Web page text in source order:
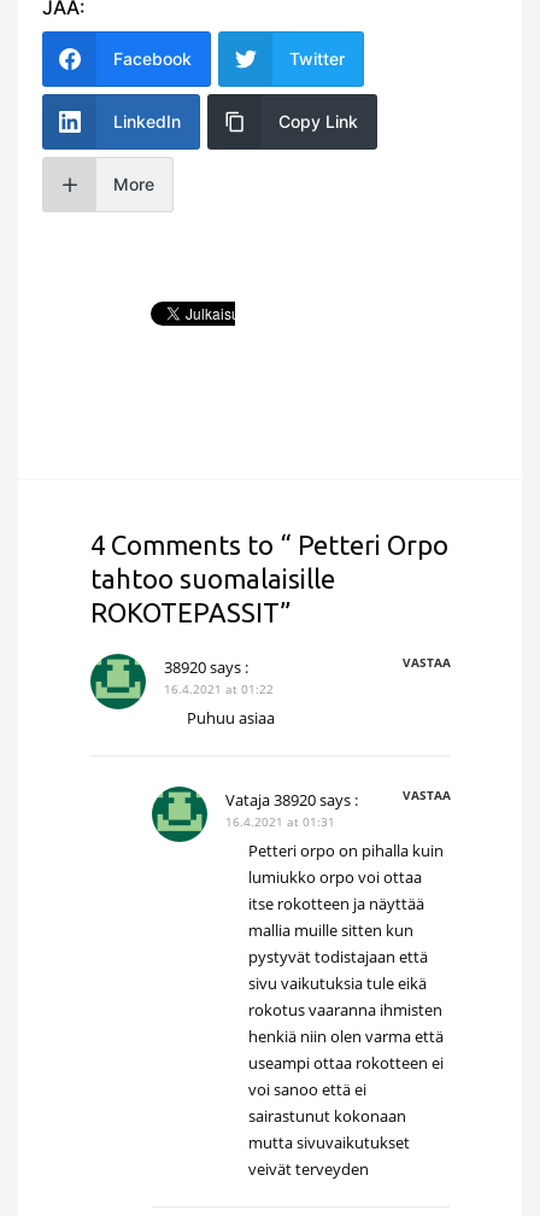
JAA:
Facebook Twitter
LinkedIn Copy Link
More
4 Comments to “ Petteri Orpo
tahtoo suomalaisille
ROKOTEPASSIT”
38920says :
VASTAA
16.4.2021 at 01:22
Puhuu asiaa
Vataja 38920says :
VASTAA
16.4.2021 at 01:31
Petteri orpo on pihalla kuin
lumiukko orpo voi ottaa
itse rokotteen ja näyttää
mallia muille sitten kun
pystyvät todistajaan että
sivu vaikutuksia tule eikä
rokotus vaaranna ihmisten
henkiä niin olen varma että
useampi ottaa rokotteen ei
voi sanoo että ei
sairastunut kokonaan
mutta sivuvaikutukset
veivät terveyden